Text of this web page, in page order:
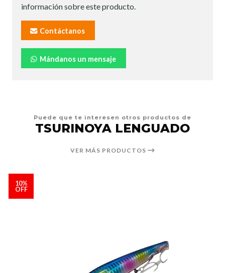
información sobre este producto.
Contáctanos
Mándanos un mensaje
Puede que te interesen otros productos de
TSURINOYA LENGUADO
VER MÁS PRODUCTOS
10%
OFF